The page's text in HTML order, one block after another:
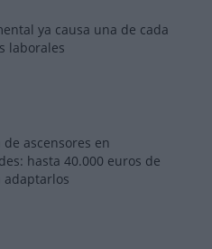
ya causa una de cada
laborales
ascensores en
hasta 40.000 euros de
adaptarlos